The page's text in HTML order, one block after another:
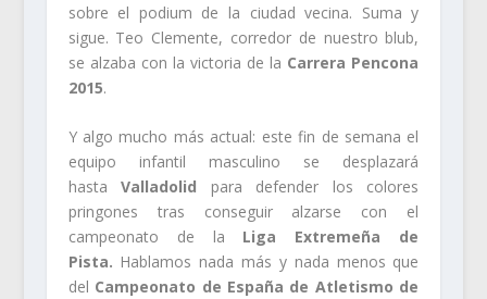
sobre el podium de la ciudad vecina. Suma y
sigue. Teo Clemente, corredor de nuestro blub,
se alzaba con la victoria de la Carrera Pencona
2015.
Y algo mucho más actual: este fin de semana el
equipo infantil masculino se desplazará
hastaValladolid para defender los colores
pringones tras conseguir alzarse con el
campeonato de la Liga Extremeña de
Pista. Hablamos nada más y nada menos que
del Campeonato de España de Atletismo de